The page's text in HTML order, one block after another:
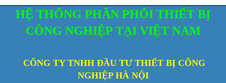
HỆ THỐNG PHÂN PHỐI THIẾT BỊ
CÔNG NGHIỆP TẠI VIỆT NAM
CÔNG TY TNHH ĐẦU TƯ THIẾT BỊ CÔNG
NGHIỆP HÀ NỘI